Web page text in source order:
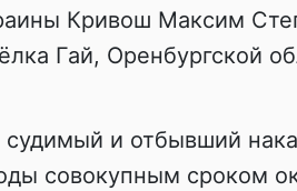
Кривош Максим
Гай, Оренбургской
и отбывший
совокупным сроком